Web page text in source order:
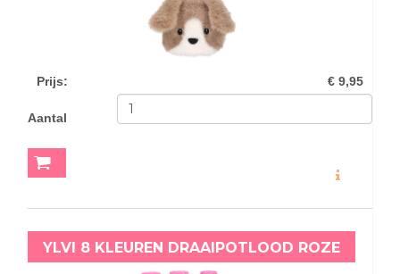
Prijs: € 9,95
Aantal
YLVI 8 KLEUREN DRAAIPOTLOOD ROZE